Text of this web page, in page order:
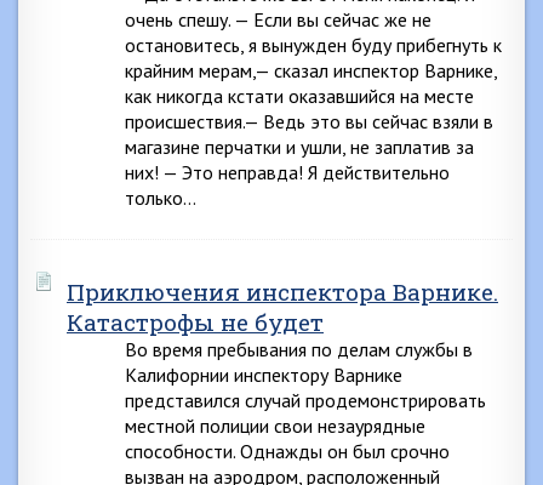
очень спешу. — Если вы сейчас же не
остановитесь, я вынужден буду прибегнуть к
крайним мерам,— сказал инспектор Варнике,
как никогда кстати оказавшийся на месте
происшествия.— Ведь это вы сейчас взяли в
магазине перчатки и ушли, не заплатив за
них! — Это неправда! Я действительно
только…
Приключения инспектора Варнике.
Катастрофы не будет
Во время пребывания по делам службы в
Калифорнии инспектору Варнике
представился случай продемонстрировать
местной полиции свои незаурядные
способности. Однажды он был срочно
вызван на аэродром, расположенный